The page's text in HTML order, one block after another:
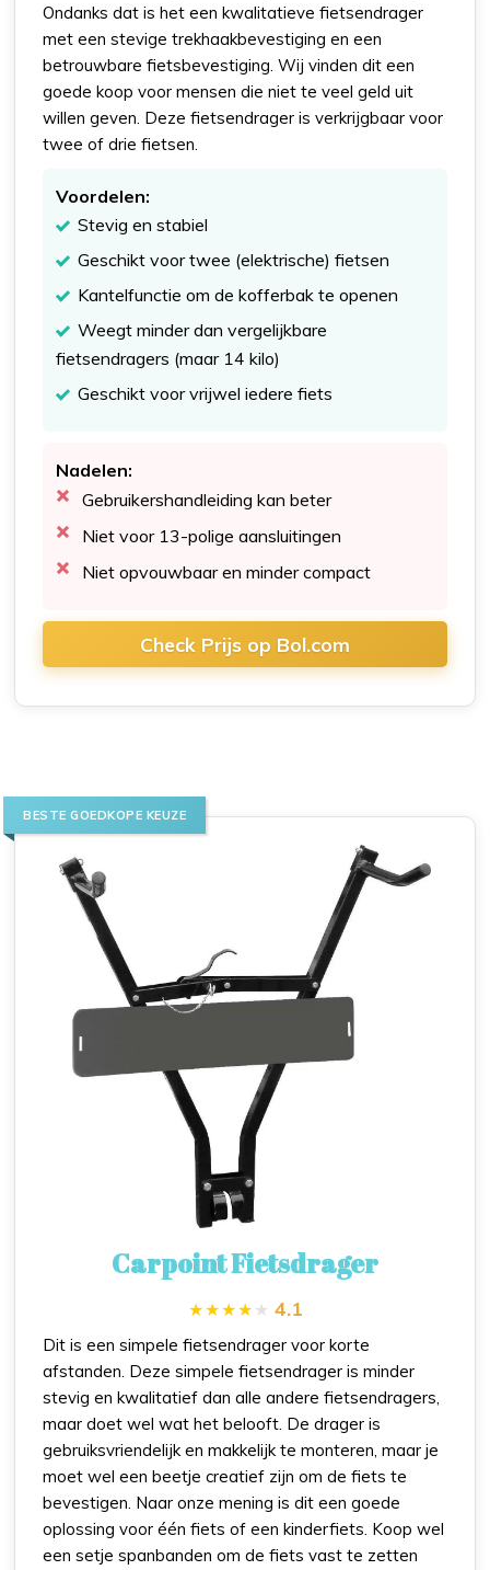
Ondanks dat is het een kwalitatieve fietsendrager
met een stevige trekhaakbevestiging en een
betrouwbare fietsbevestiging. Wij vinden dit een
goede koop voor mensen die niet te veel geld uit
willen geven. Deze fietsendrager is verkrijgbaar voor
twee of drie fietsen.
Voordelen:
Stevig en stabiel
Geschikt voor twee (elektrische) fietsen
Kantelfunctie om de kofferbak te openen
Weegt minder dan vergelijkbare
fietsendragers (maar 14 kilo)
Geschikt voor vrijwel iedere fiets
Nadelen:
Gebruikershandleiding kan beter
Niet voor 13-polige aansluitingen
Niet opvouwbaar en minder compact
Check Prijs op Bol.com
BESTE GOEDKOPE KEUZE
Carpoint Fietsdrager
4.1
Dit is een simpele fietsendrager voor korte
afstanden. Deze simpele fietsendrager is minder
stevig en kwalitatief dan alle andere fietsendragers,
maar doet wel wat het belooft. De drager is
gebruiksvriendelijk en makkelijk te monteren, maar je
moet wel een beetje creatief zijn om de fiets te
bevestigen. Naar onze mening is dit een goede
oplossing voor één fiets of een kinderfiets. Koop wel
een setje spanbanden om de fiets vast te zetten